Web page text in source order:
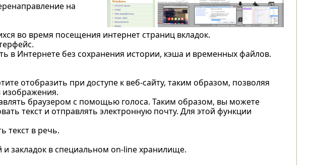
на
во время посещения интернет страниц вкладок.
в Интернете без сохранения истории, кэша и временных файлов.
отобразить при доступе к веб-сайту, таким образом, позволяя
изображения.
браузером с помощью голоса. Таким образом, вы можете
текст и отправлять электронную почту. Для этой функции
текст в речь.
и закладок в специальном on-line хранилище.